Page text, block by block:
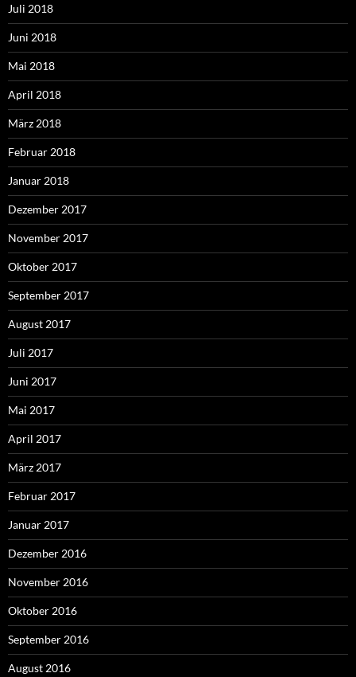
Juli 2018
Juni 2018
Mai 2018
April 2018
März 2018
Februar 2018
Januar 2018
Dezember 2017
November 2017
Oktober 2017
September 2017
August 2017
Juli 2017
Juni 2017
Mai 2017
April 2017
März 2017
Februar 2017
Januar 2017
Dezember 2016
November 2016
Oktober 2016
September 2016
August 2016